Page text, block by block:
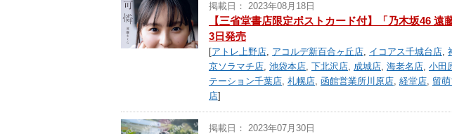
掲載日： 2023年08月18日
【三省堂書店限定ポストカード付】「乃木坂46 遠
3日発売
[アトレ上野店, アコルデ新百合ヶ丘店, イコアス千城台店,
京ソラマチ店, 池袋本店, 下北沢店, 成城店, 海老名店, 小田
テーション千葉店, 札幌店, 函館営業所川原店, 経堂店, 留
店]
掲載日： 2023年07月30日